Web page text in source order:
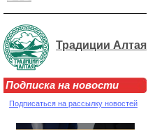
Традиции Алтая
Подписка на новости
Подписаться на рассылку новостей